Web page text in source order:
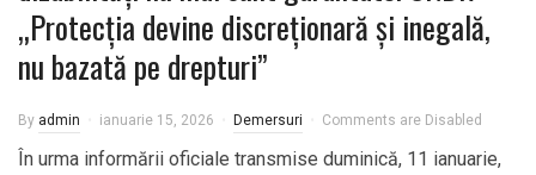
„Protecția devine discreționară și inegală,
nu bazată pe drepturi”
By admin ianuarie 15, 2026 Demersuri Comments are Disabled
În urma informării oficiale transmise duminică, 11 ianuarie,